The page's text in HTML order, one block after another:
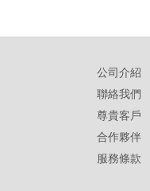
公司介紹
聯絡我們
尊貴客戶
合作夥伴
服務條款